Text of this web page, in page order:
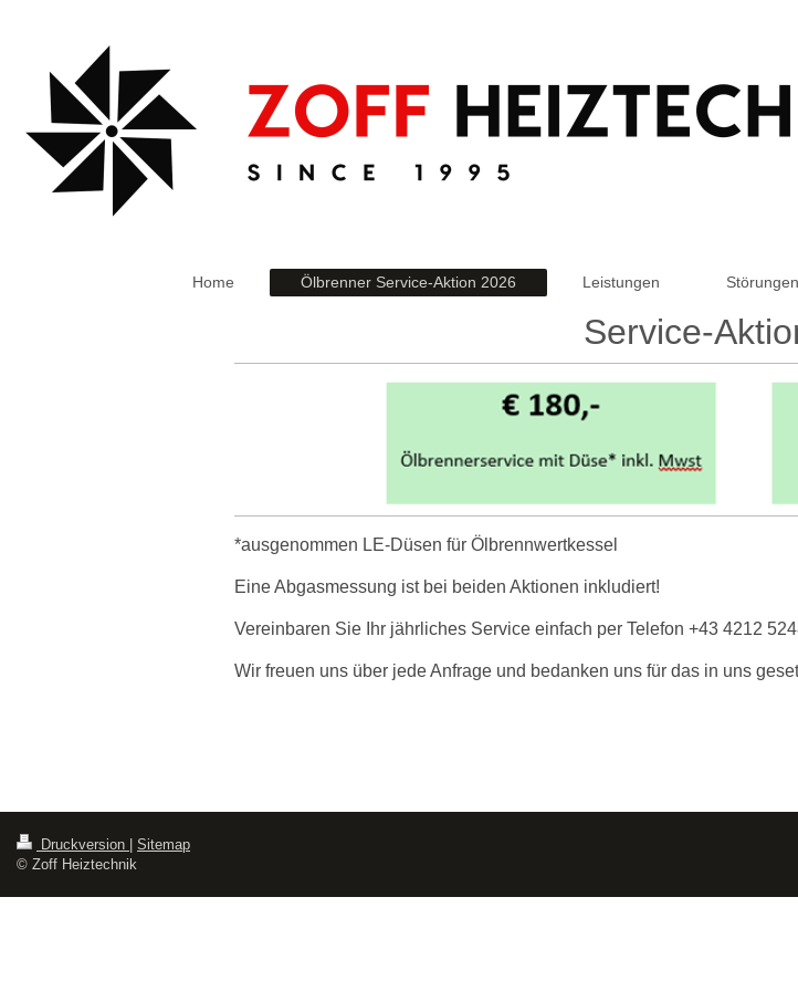
Home Ölbrenner Service-Aktion 2026 Leistungen Störungen
Service-
*ausgenommen LE-Düsen für Ölbrennwertkessel
Eine Abgasmessung ist bei beiden Aktionen inkludiert!
Vereinbaren Sie Ihr jährliches Service einfach per Telefon +43 4212
Wir freuen uns über jede Anfrage und bedanken uns für das in uns
Druckversion | Sitemap
© Zoff Heiztechnik